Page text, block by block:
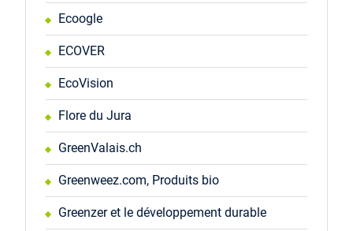
Ecoogle
ECOVER
EcoVision
Flore du Jura
GreenValais.ch
Greenweez.com, Produits bio
Greenzer et le développement durable